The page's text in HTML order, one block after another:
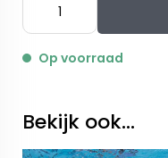
Op voorraad
Bekijk ook...